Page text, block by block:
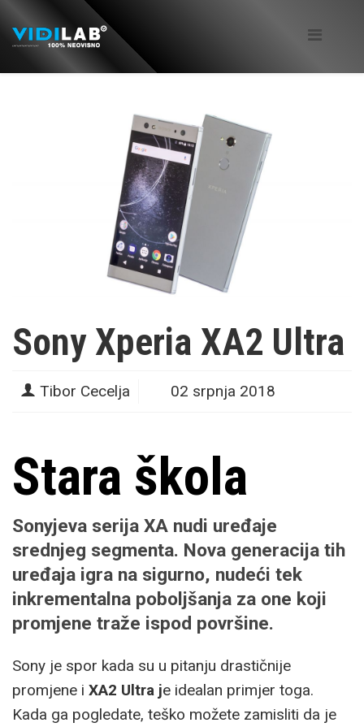
Sony Xperia XA2 Ultra
Tibor Cecelja 02 srpnja 2018
Stara škola
Sonyjeva serija XA nudi uređaje
srednjeg segmenta. Nova generacija tih
uređaja igra na sigurno, nudeći tek
inkrementalna poboljšanja za one koji
promjene traže ispod površine.
Sony je spor kada su u pitanju drastičnije
promjene i XA2 Ultra je idealan primjer toga.
Kada ga pogledate, teško možete zamisliti da je